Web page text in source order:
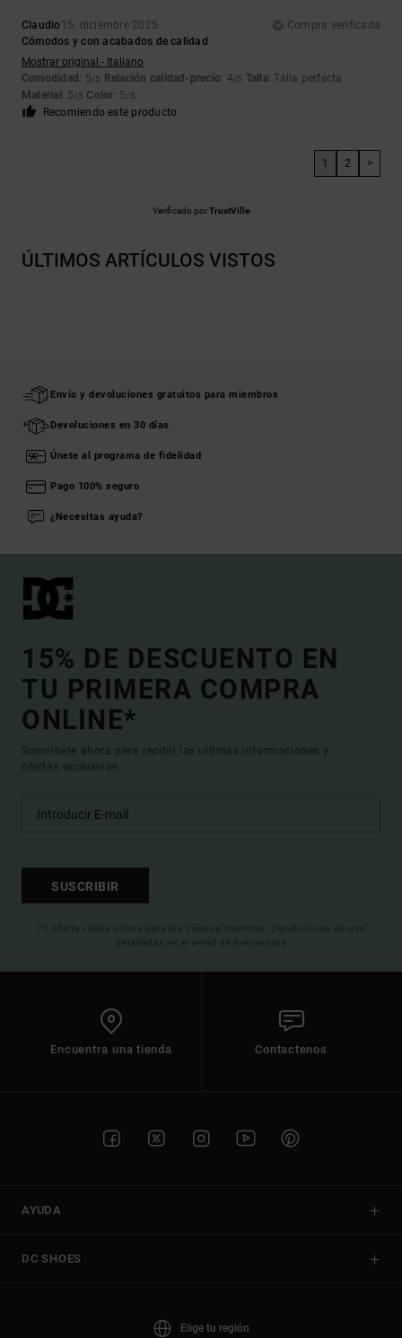
Claudio15. diciembre 2025
Compra verificada
Cómodos y con acabados de calidad
Mostrar original - Italiano
Comodidad : 5/5 Relación calidad-precio: 4/5 Talla: Talla perfecta
Material : 5 /5 Color: 5/5
Recomiendo este producto
1 2 >
Verificado porTrustVille
ÚLTIMOS ARTÍCULOS VISTOS
Envío y devoluciones gratuitos para miembros
Devoluciones en 30 días
Únete al programa de fidelidad
Pago 100% seguro
¿Necesitas ayuda?
15% DE DESCUENTO EN
TU PRIMERA COMPRA
ONLINE*
Suscríbete ahora para recibir las ultimas informaciones y
ofertas exclusivas.
SUSCRIBIR
(*) Oferta valida online para los nuevos inscritos. Condiciones de uso
detalladas en el email de bienvenida
Encuentra una tienda Contactenos
AYUDA
DC SHOES
Elige tu región